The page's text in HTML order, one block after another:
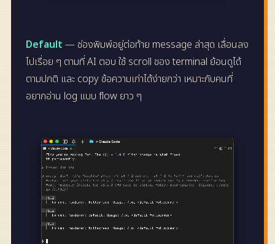
Default — ช่องพิมพ์อยู่ต่อท้าย message ล่าสุด เลื่อนลง
ไปเรื่อย ๆ ตามที่ AI ตอบ ใช้ scroll ของ terminal ย้อนดูได้
ตามปกติ และ copy ข้อความเก่าได้ง่ายกว่า เหมาะกับคนที่
อยากอ่าน log แบบ flow ยาว ๆ